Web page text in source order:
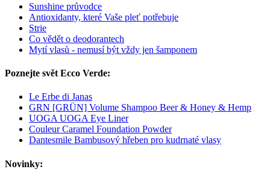
Sunshine průvodce
Antioxidanty, které Vaše pleť potřebuje
Strie
Co vědět o deodorantech
Mytí vlasů - nemusí být vždy jen šamponem
Poznejte svět Ecco Verde:
Le Erbe di Janas
GRN [GRÜN] Volume Shampoo Beer & Honey & Hemp
UOGA UOGA Eye Liner
Couleur Caramel Foundation Powder
Dantesmile Bambusový hřeben pro kudrnaté vlasy
Novinky: